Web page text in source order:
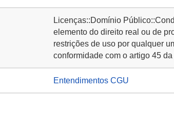
Licenças::Domínio
elemento do direito real ou de
restrições de uso por qualquer
conformidade com o artigo 45
Entendimentos CGU